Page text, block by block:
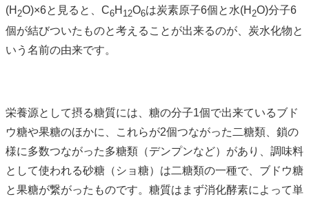
(H 2O)×6と見ると、C6H 12O6は炭素原子6個と水(H 2O)分子6
個が結びついたものと考えることが出来るのが、炭水化物と
いう名前の由来です。
栄養源として摂る糖質には、糖の分子1個で出来ているブド
ウ糖や果糖のほかに、これらが2個つながった二糖類、鎖の
様に多数つながった多糖類（デンプンなど）があり、調味料
として使われる砂糖（ショ糖）は二糖類の一種で、ブドウ糖
と果糖が繋がったものです。糖質はまず消化酵素によって単